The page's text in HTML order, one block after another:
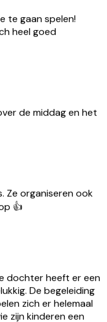
de middag en het
organiseren ook
👍
dochter heeft er een
De begeleiding
zijn kinderen een